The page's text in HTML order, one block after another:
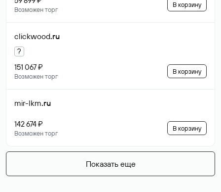
Возможен торг
В корзину
clickwood.ru
?
151 067 ₽
Возможен торг
В корзину
mir-lkm.ru
142 674 ₽
Возможен торг
В корзину
Показать еще